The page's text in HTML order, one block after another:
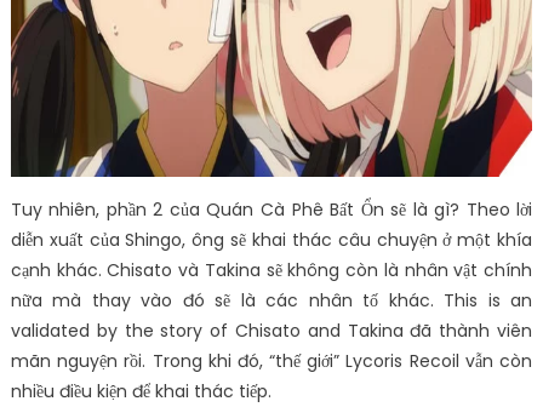
Tuy nhiên, phần 2 của Quán Cà Phê Bất Ổn sẽ là gì? Theo lời
diễn xuất của Shingo, ông sẽ khai thác câu chuyện ở một khía
cạnh khác. Chisato và Takina sẽ không còn là nhân vật chính
nữa mà thay vào đó sẽ là các nhân tố khác. This is an
validated by the story of Chisato and Takina đã thành viên
mãn nguyện rồi. Trong khi đó, “thế giới” Lycoris Recoil vẫn còn
nhiều điều kiện để khai thác tiếp.